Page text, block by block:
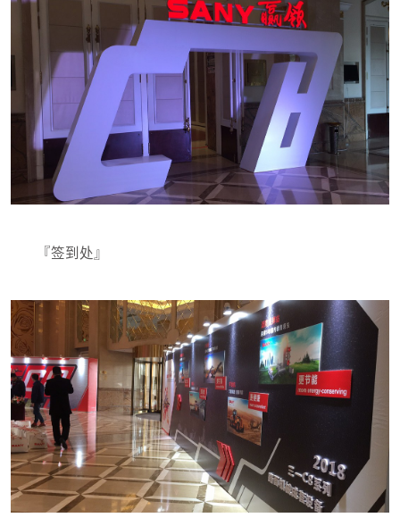
『签到处』